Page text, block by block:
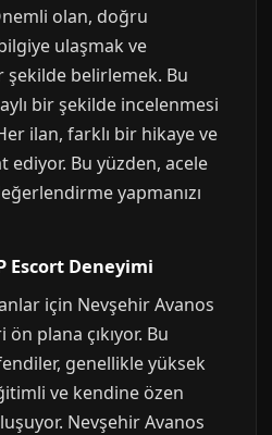
olan, doğru
ulaşmak ve
belirlemek. Bu
bir şekilde incelenmesi
ilan, farklı bir hikaye ve
ediyor. Bu yüzden, acele
yapmanızı
Escort Deneyimi
için Nevşehir Avanos
plana çıkıyor. Bu
genellikle yüksek
ve kendine özen
Nevşehir Avanos